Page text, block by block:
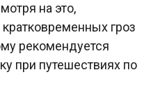
на это,
гроз
рекомендуется
при путешествиях по